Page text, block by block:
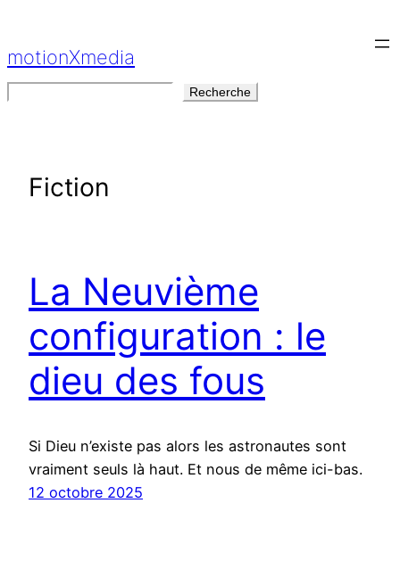
contenu
motionXmedia
Recherche
Fiction
La Neuvième
configuration : le
dieu des fous
Si Dieu n’existe pas alors les astronautes sont
vraiment seuls là haut. Et nous de même ici-bas.
12 octobre 2025